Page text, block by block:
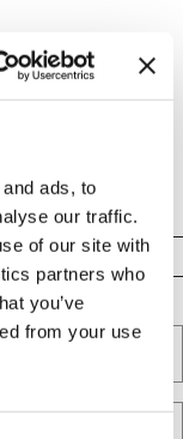
ads, to
our traffic.
of our site with
partners who
you’ve
from your use
XL XXL